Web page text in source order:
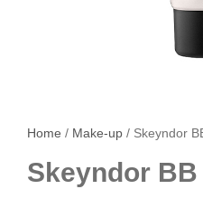
Home / Make-up / Skeyndor
Skeyndor BB